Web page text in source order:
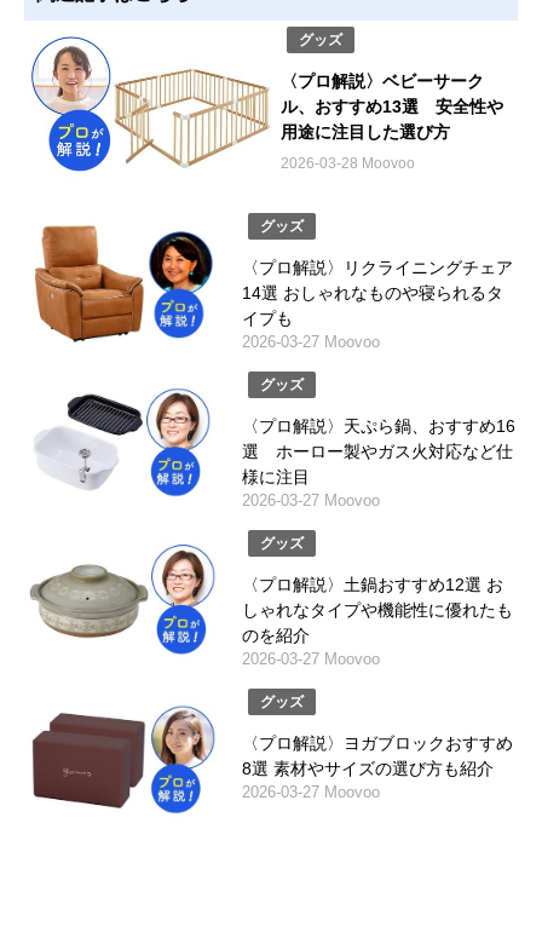
グッズ
〈プロ解説〉ベビーサーク
ル、おすすめ13選 安全性や
用途に注目した選び方
2026-03-28 Moovoo
グッズ
〈プロ解説〉リクライニングチェア
14選 おしゃれなものや寝られるタ
イプも
2026-03-27 Moovoo
グッズ
〈プロ解説〉天ぷら鍋、おすすめ16
選 ホーロー製やガス火対応など仕
様に注目
2026-03-27 Moovoo
グッズ
〈プロ解説〉土鍋おすすめ12選 お
しゃれなタイプや機能性に優れたも
のを紹介
2026-03-27 Moovoo
グッズ
〈プロ解説〉ヨガブロックおすすめ
8選 素材やサイズの選び方も紹介
2026-03-27 Moovoo